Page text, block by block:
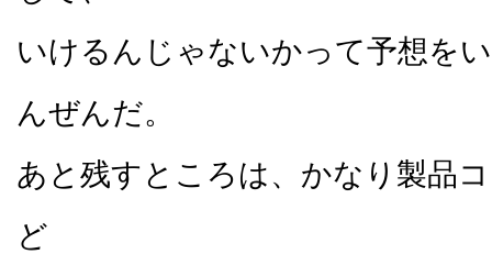
いけるんじゃないかって予想を
んぜんだ。
あと残すところは、かなり製品
ど